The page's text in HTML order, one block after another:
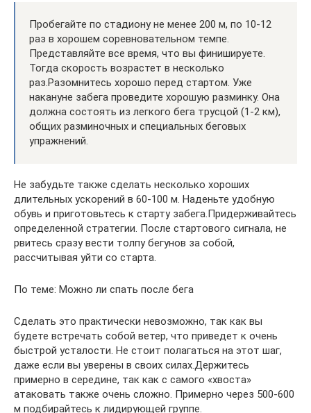
Пробегайте по стадиону не менее 200 м, по 10-12
раз в хорошем соревновательном темпе.
Представляйте все время, что вы финишируете.
Тогда скорость возрастет в несколько
раз.Разомнитесь хорошо перед стартом. Уже
накануне забега проведите хорошую разминку. Она
должна состоять из легкого бега трусцой (1-2 км),
общих разминочных и специальных беговых
упражнений.
Не забудьте также сделать несколько хороших
длительных ускорений в 60-100 м. Наденьте удобную
обувь и приготовьтесь к старту забега.Придерживайтесь
определенной стратегии. После стартового сигнала, не
рвитесь сразу вести толпу бегунов за собой,
рассчитывая уйти со старта.
По теме: Можно ли спать после бега
Сделать это практически невозможно, так как вы
будете встречать собой ветер, что приведет к очень
быстрой усталости. Не стоит полагаться на этот шаг,
даже если вы уверены в своих силах.Держитесь
примерно в середине, так как с самого «хвоста»
атаковать также очень сложно. Примерно через 500-600
м подбирайтесь к лидирующей группе.